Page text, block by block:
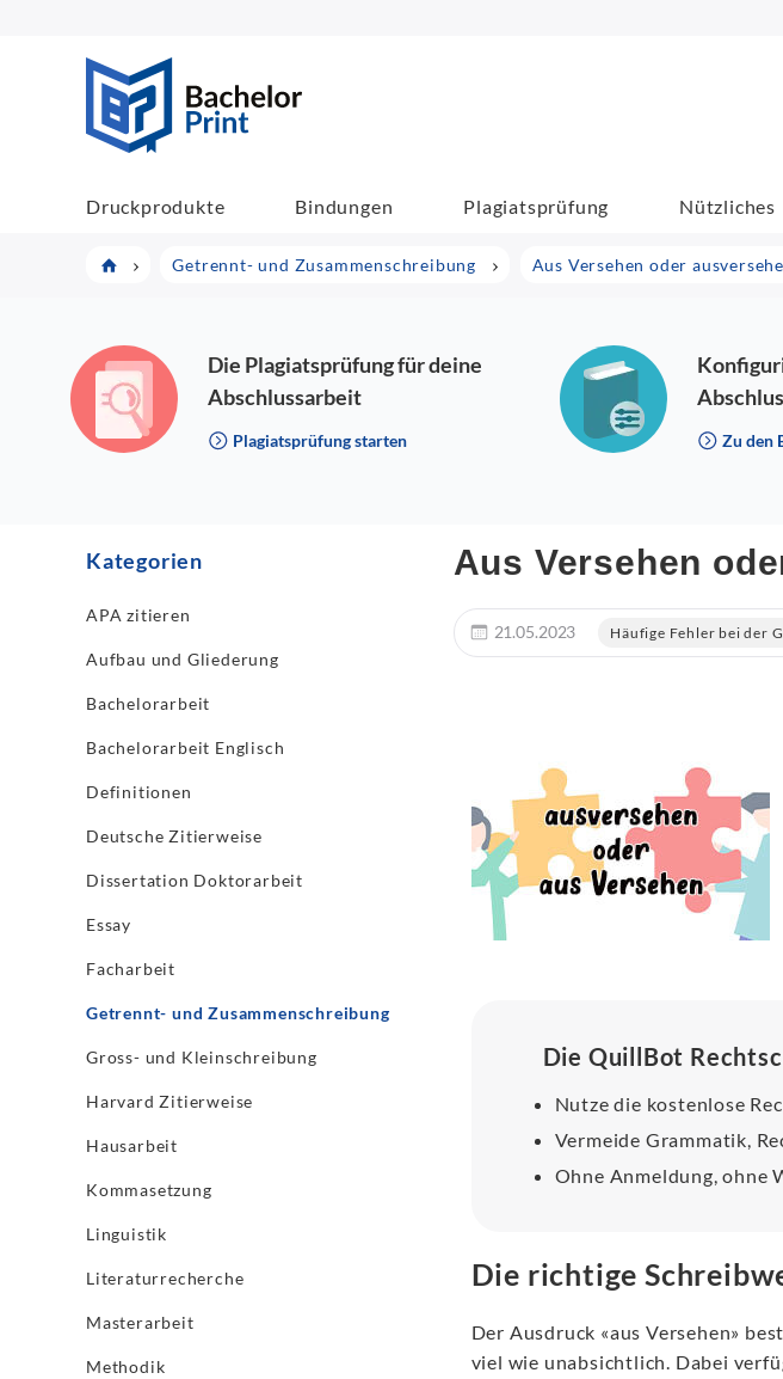
Druckprodukte Bindungen Plagiatsprüfung Nützliches
Getrennt- und Zusammenschreibung Aus Versehen oder
Die Plagiatsprüfung für deine
Abschlussarbeit
Plagiatsprüfung starten Zu den
Kategorien
APA zitieren
Aufbau und Gliederung
Bachelorarbeit
Bachelorarbeit Englisch
Definitionen
Deutsche Zitierweise
Dissertation Doktorarbeit
Essay
Facharbeit
Getrennt- und Zusammenschreibung
Gross- und Kleinschreibung
Harvard Zitierweise
Hausarbeit
Kommasetzung
Linguistik
Literaturrecherche
Masterarbeit
Methodik
Aus Versehen
21.05.2023 Häufige Fehler bei der
Die QuillBot
Nutze die kostenlose
Vermeide Grammatik,
Ohne Anmeldung, ohne
Die richtige
Der Ausdruck «aus Versehen»
viel wie unabsichtlich. Dabei